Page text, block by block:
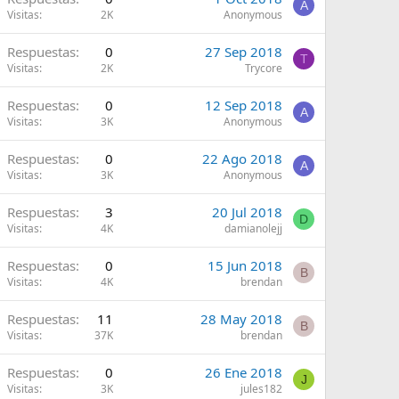
Visitas 2K Anonymous
A
Respuestas 0
Visitas 2K
27 Sep 2018
Trycore
T
Respuestas 0
Visitas 3K
12 Sep 2018
Anonymous
A
Respuestas 0
Visitas 3K
22 Ago 2018
Anonymous
A
Respuestas 3
Visitas 4K
20 Jul 2018
damianolejj
D
Respuestas 0
Visitas 4K
15 Jun 2018
brendan
B
Respuestas 11
Visitas 37K
28 May 2018
brendan
B
Respuestas 0
Visitas 3K
26 Ene 2018
jules182
J